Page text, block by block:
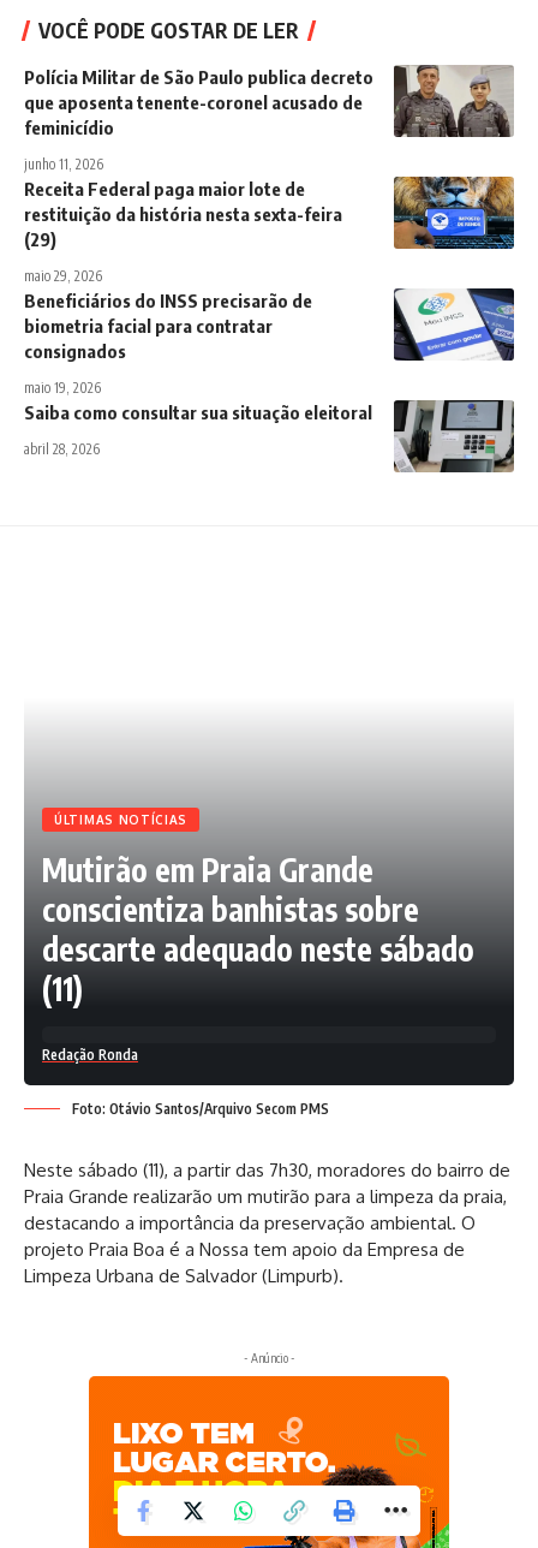
VOCÊ PODE GOSTAR DE LER
Polícia Militar de São Paulo publica decreto
que aposenta tenente-coronel acusado de
feminicídio
junho 11, 2026
Receita Federal paga maior lote de
restituição da história nesta sexta-feira
(29)
maio 29, 2026
Beneficiários do INSS precisarão de
biometria facial para contratar
consignados
maio 19, 2026
Saiba como consultar sua situação eleitoral
abril 28, 2026
ÚLTIMAS NOTÍCIAS
Mutirão em Praia Grande
conscientiza banhistas sobre
descarte adequado neste sábado
(11)
Redação Ronda
Foto: Otávio Santos/Arquivo Secom PMS
Neste sábado (11), a partir das 7h30, moradores do bairro de
Praia Grande realizarão um mutirão para a limpeza da praia,
destacando a importância da preservação ambiental. O
projeto Praia Boa é a Nossa tem apoio da Empresa de
Limpeza Urbana de Salvador (Limpurb).
- Anúncio -